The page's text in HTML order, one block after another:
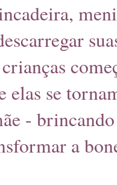
elas se
-
a